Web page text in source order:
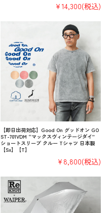
¥14,300(税込)
【即日出荷対応】Good On グッドオン GO
ST-701VDM “マックスヴィンテージダイ”
ショートスリーブ クルー Tシャツ 日本製
【Sx】【T】
¥8,800(税込)